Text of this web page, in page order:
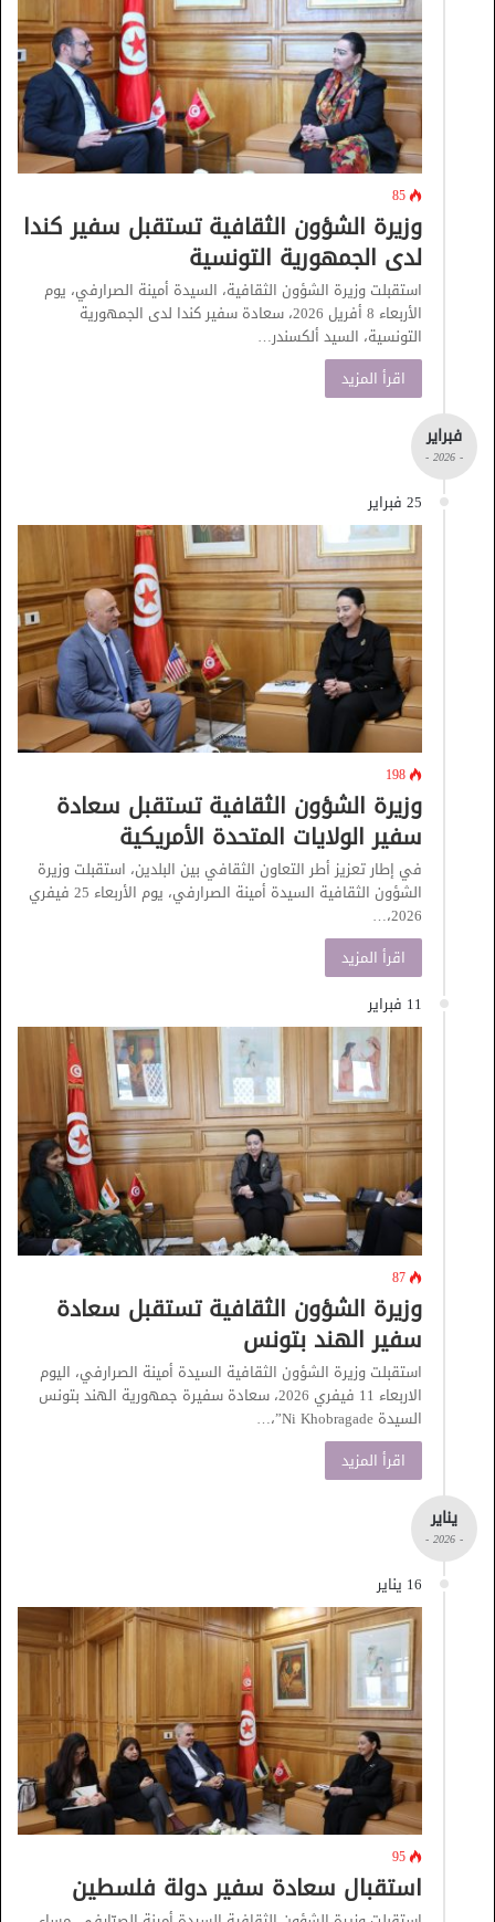
85
وزيرة الشؤون الثقافية تستقبل سفير كندا
لدى الجمهورية التونسية
استقبلت وزيرة الشؤون الثقافية، السيدة أمينة الصرارفي، يوم
الأربعاء 8 أفريل 2026، سعادة سفير كندا لدى الجمهورية
التونسية، السيد ألكسندر…
اقرأ المزيد
فبراير
- 2026 -
25 فبراير
198
وزيرة الشؤون الثقافية تستقبل سعادة
سفير الولايات المتحدة الأمريكية
في إطار تعزيز أطر التعاون الثقافي بين البلدين، استقبلت وزيرة
الشؤون الثقافية السيدة أمينة الصرارفي، يوم الأربعاء 25 فيفري
2026،…
اقرأ المزيد
11 فبراير
87
وزيرة الشؤون الثقافية تستقبل سعادة
سفير الهند بتونس
استقبلت وزيرة الشؤون الثقافية السيدة أمينة الصرارفي، اليوم
الاربعاء 11 فيفري 2026، سعادة سفيرة جمهورية الهند بتونس
السيدة Ni Khobragade”،…
اقرأ المزيد
يناير
- 2026 -
16 يناير
95
استقبال سعادة سفير دولة فلسطين